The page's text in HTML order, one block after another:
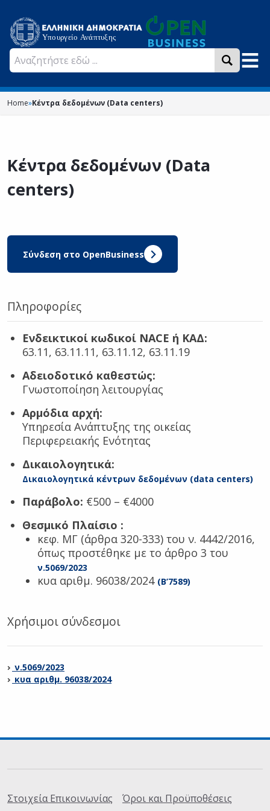
Home»Κέντρα δεδομένων (Data centers)
Κέντρα δεδομένων (Data
centers)
Σύνδεση στο OpenBusiness
Πληροφορίες
Ενδεικτικοί κωδικοί NACE ή ΚΑΔ:
63.11, 63.11.11, 63.11.12, 63.11.19
Αδειοδοτικό καθεστώς:
Γνωστοποίηση λειτουργίας
Αρμόδια αρχή:
Υπηρεσία Ανάπτυξης της οικείας
Περιφερειακής Ενότητας
Δικαιολογητικά:
Δικαιολογητικά κέντρων δεδομένων (data centers)
Παράβολο: €500 – €4000
Θεσμικό Πλαίσιο :
κεφ. ΜΓ (άρθρα 320-333) του ν. 4442/2016,
όπως προστέθηκε με το άρθρο 3 του
ν.5069/2023
κυα αριθμ. 96038/2024 (Β’7589)
Χρήσιμοι σύνδεσμοι
ν.5069/2023
κυα αριθμ. 96038/2024
Σύνδεσμοι
Στοιχεία Επικοινωνίας Όροι και Προϋποθέσεις